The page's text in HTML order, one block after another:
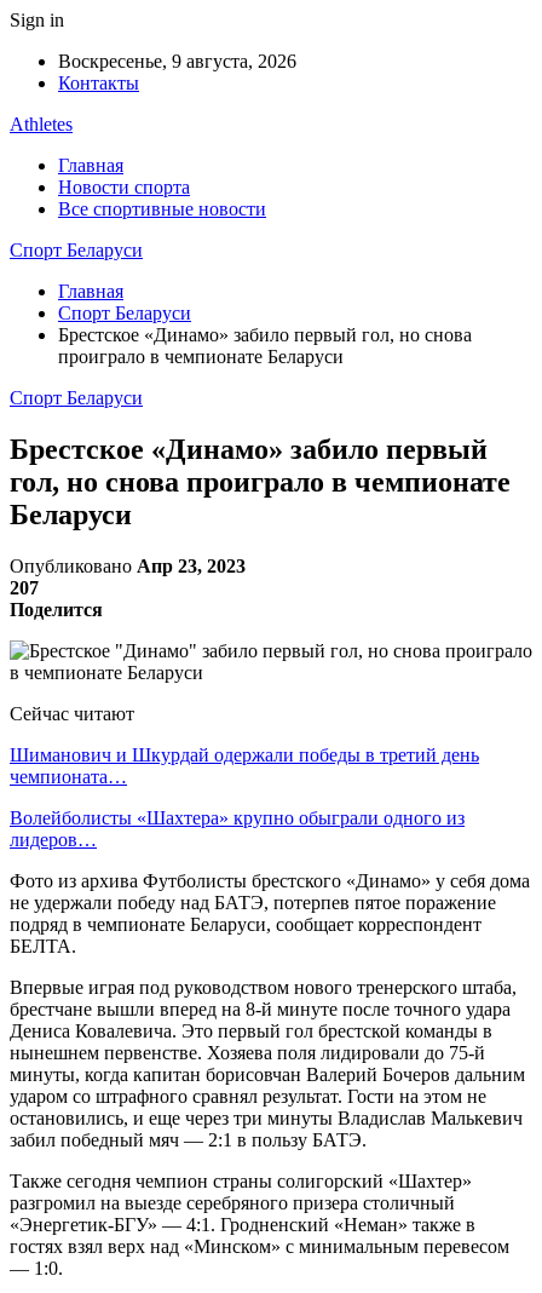
Sign in
Воскресенье, 9 августа, 2026
Контакты
Athletes
Главная
Новости спорта
Все спортивные новости
Спорт Беларуси
Главная
Спорт Беларуси
Брестское «Динамо» забило первый гол, но снова
проиграло в чемпионате Беларуси
Спорт Беларуси
Брестское «Динамо» забило первый
гол, но снова проиграло в чемпионате
Беларуси
Опубликовано Апр 23, 2023
207
Поделится
Сейчас читают
Шиманович и Шкурдай одержали победы в третий день
чемпионата…
Волейболисты «Шахтера» крупно обыграли одного из
лидеров…
Фото из архива Футболисты брестского «Динамо» у себя дома
не удержали победу над БАТЭ, потерпев пятое поражение
подряд в чемпионате Беларуси, сообщает корреспондент
БЕЛТА.
Впервые играя под руководством нового тренерского штаба,
брестчане вышли вперед на 8-й минуте после точного удара
Дениса Ковалевича. Это первый гол брестской команды в
нынешнем первенстве. Хозяева поля лидировали до 75-й
минуты, когда капитан борисовчан Валерий Бочеров дальним
ударом со штрафного сравнял результат. Гости на этом не
остановились, и еще через три минуты Владислав Малькевич
забил победный мяч — 2:1 в пользу БАТЭ.
Также сегодня чемпион страны солигорский «Шахтер»
разгромил на выезде серебряного призера столичный
«Энергетик-БГУ» — 4:1. Гродненский «Неман» также в
гостях взял верх над «Минском» с минимальным перевесом
— 1:0.